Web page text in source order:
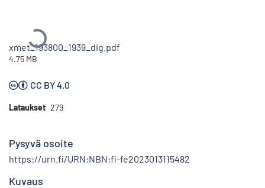
Ladataan...
xmet_193800_1939_dig.pdf
4.75 MB
CC BY 4.0
Lataukset 279
Pysyvä osoite
https://urn.fi/URN:NBN:fi-fe2023013115482
Kuvaus